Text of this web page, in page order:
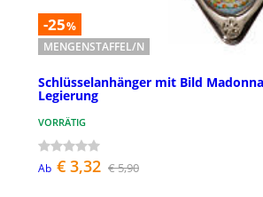
-25%
MENGENSTAFFEL/N
Schlüsselanhänger mit Bild
Legierung
VORRÄTIG
Ab € 3,32 € 5,90